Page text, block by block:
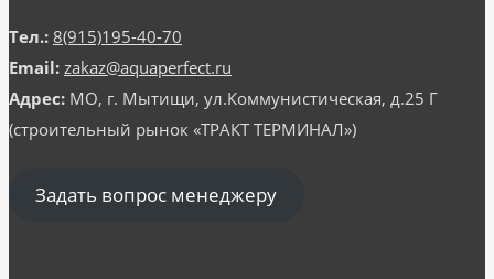
Тел.: 8(915)195-40-70
Email: zakaz@aquaperfect.ru
Адрес: МО, г. Мытищи, ул.Коммунистическая, д.25 Г
(строительный рынок «ТРАКТ ТЕРМИНАЛ»)
Задать вопрос менеджеру